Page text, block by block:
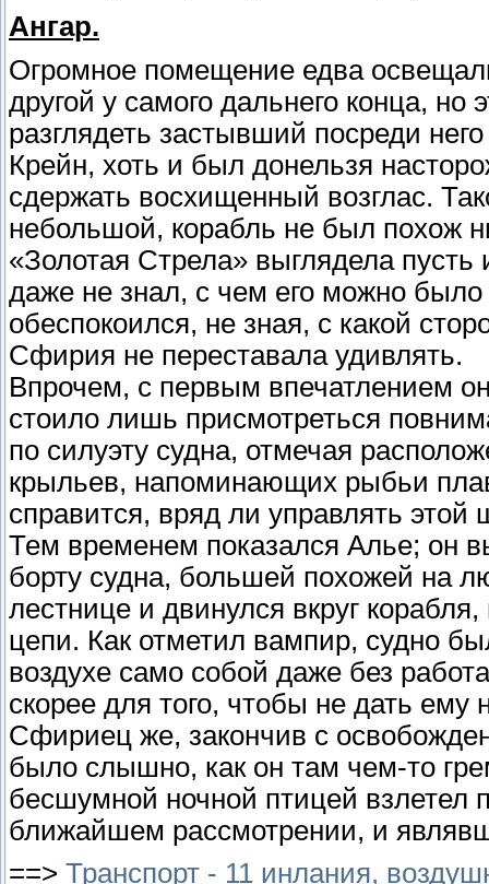
Ангар.
Огромное помещение едва
другой у самого дальнего конца, но
разглядеть застывший посреди
Крейн, хоть и был донельзя
сдержать восхищенный возглас.
небольшой, корабль не был похож
«Золотая Стрела» выглядела
даже не знал, с чем его можно
обеспокоился, не зная, с какой
Сфирия не переставала удивлять.
Впрочем, с первым впечатлением
стоило лишь присмотреться
по силуэту судна, отмечая
крыльев, напоминающих рыбьи
справится, вряд ли управлять
Тем временем показался Алье; он
борту судна, большей похожей на
лестнице и двинулся вкруг
цепи. Как отметил вампир, судно
воздухе само собой даже без
скорее для того, чтобы не дать ему
Сфириец же, закончив с
было слышно, как он там чем-то
бесшумной ночной птицей взлетел
ближайшем рассмотрении, и
==> Транспорт - 11 инлания,